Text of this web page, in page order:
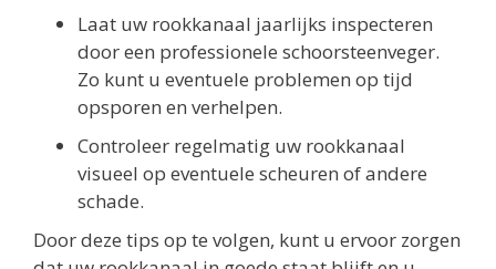
Laat uw rookkanaal jaarlijks inspecteren
door een professionele schoorsteenveger.
Zo kunt u eventuele problemen op tijd
opsporen en verhelpen.
Controleer regelmatig uw rookkanaal
visueel op eventuele scheuren of andere
schade.
Door deze tips op te volgen, kunt u ervoor zorgen